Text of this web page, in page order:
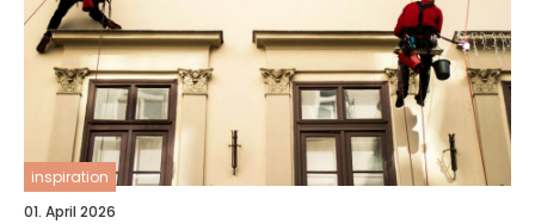
inspiration
01. April 2026